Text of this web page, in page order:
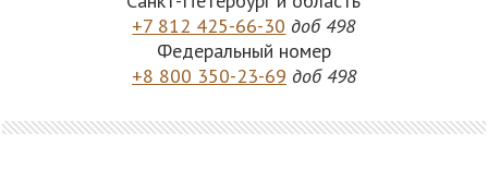
+7 812 425-66-30 доб 498
Федеральный номер
+8 800 350-23-69 доб 498